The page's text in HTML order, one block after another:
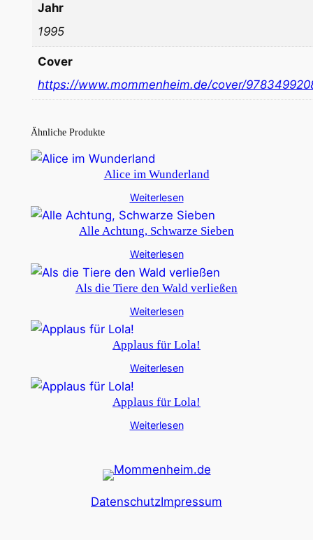
Jahr
1995
Cover
https://www.mommenheim.de/cover/
Ähnliche Produkte
Alice im Wunderland
Weiterlesen
Alle Achtung, Schwarze Sieben
Weiterlesen
Als die Tiere den Wald verließen
Weiterlesen
Applaus für Lola!
Weiterlesen
Applaus für Lola!
Weiterlesen
DatenschutzImpressum